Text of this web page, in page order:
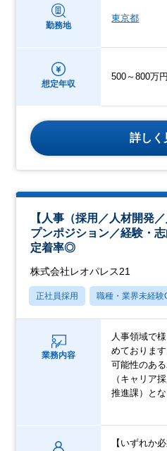
勤務地
東京都
想定年収
500～800万円
詳しく
【人事（採用／人材開発
プンポジション／経験・
定着率◎
株式会社レオパレス21
正社員採用 職種・業界未経験
業務内容
人事領域で
めております
可能性のあ
（キャリア
推進課）とな
【いずれか必